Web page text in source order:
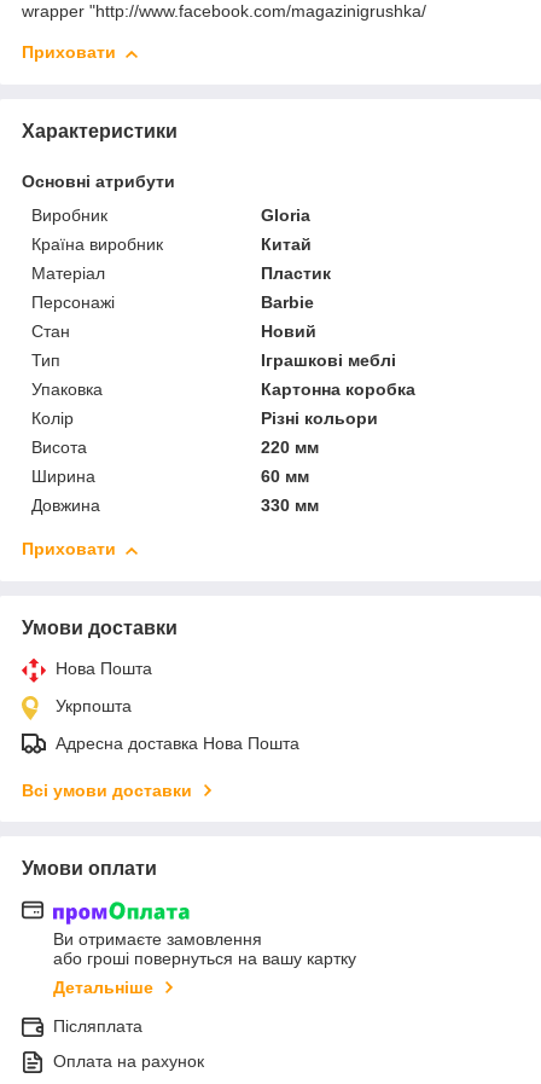
wrapper "http://www.facebook.com/magazinigrushka/
Приховати
Характеристики
Основні атрибути
Виробник
Gloria
Країна виробник
Китай
Матеріал
Пластик
Персонажі
Barbie
Стан
Новий
Тип
Іграшкові меблі
Упаковка
Картонна коробка
Колір
Різні кольори
Висота
220 мм
Ширина
60 мм
Довжина
330 мм
Приховати
Умови доставки
Нова Пошта
Укрпошта
Адресна доставка Нова Пошта
Всі умови доставки
Умови оплати
Ви отримаєте замовлення
або гроші повернуться на вашу картку
Детальніше
Післяплата
Оплата на рахунок